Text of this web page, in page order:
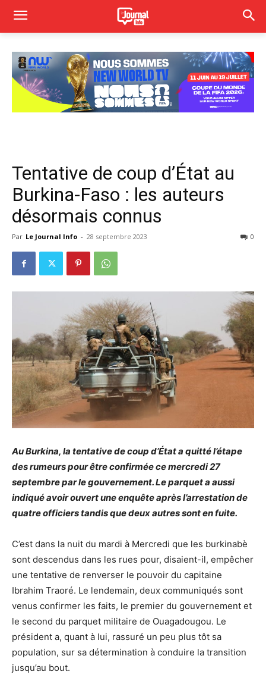
Tentative de coup d’État au
Burkina-Faso : les auteurs
désormais connus
Par Le Journal Info - 28 septembre 2023 0
Au Burkina, la tentative de coup d’État a quitté l’étape
des rumeurs pour être confirmée ce mercredi 27
septembre par le gouvernement. Le parquet a aussi
indiqué avoir ouvert une enquête après l’arrestation de
quatre officiers tandis que deux autres sont en fuite.
C’est dans la nuit du mardi à Mercredi que les burkinabè
sont descendus dans les rues pour, disaient-il, empêcher
une tentative de renverser le pouvoir du capitaine
Ibrahim Traoré. Le lendemain, deux communiqués sont
venus confirmer les faits, le premier du gouvernement et
le second du parquet militaire de Ouagadougou. Le
président a, quant à lui, rassuré un peu plus tôt sa
population, sur sa détermination à conduire la transition
jusqu’au bout.